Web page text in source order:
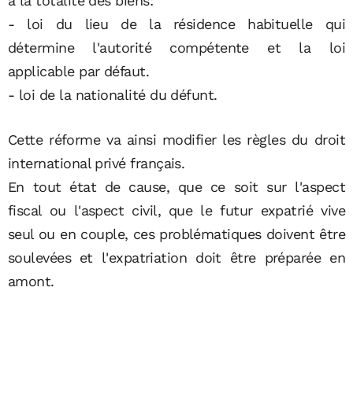
- loi du lieu de la résidence habituelle qui
détermine l'autorité compétente et la loi
applicable par défaut.
- loi de la nationalité du défunt.
Cette réforme va ainsi modifier les règles du droit
international privé français.
En tout état de cause, que ce soit sur l'aspect
fiscal ou l'aspect civil, que le futur expatrié vive
seul ou en couple, ces problématiques doivent être
soulevées et l'expatriation doit être préparée en
amont.